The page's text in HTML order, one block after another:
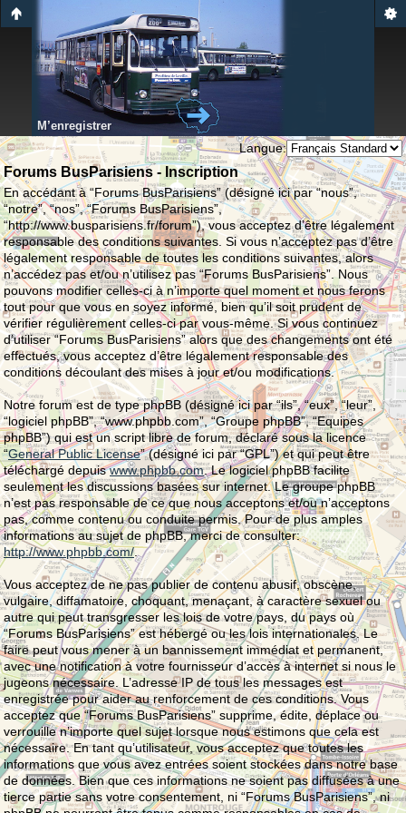
M’enregistrer
Langue:
Forums BusParisiens - Inscription
En accédant à “Forums BusParisiens” (désigné ici par “nous”,
“notre”, “nos”, “Forums BusParisiens”,
“http://www.busparisiens.fr/forum”), vous acceptez d’être légalement
responsable des conditions suivantes. Si vous n’acceptez pas d’être
légalement responsable de toutes les conditions suivantes, alors
n’accédez pas et/ou n’utilisez pas “Forums BusParisiens”. Nous
pouvons modifier celles-ci à n’importe quel moment et nous ferons
tout pour que vous en soyez informé, bien qu’il soit prudent de
vérifier régulièrement celles-ci par vous-même. Si vous continuez
d’utiliser “Forums BusParisiens” alors que des changements ont été
effectués, vous acceptez d’être légalement responsable des
conditions découlant des mises à jour et/ou modifications.
Notre forum est de type phpBB (désigné ici par “ils”, “eux”, “leur”,
“logiciel phpBB”, “www.phpbb.com”, “Groupe phpBB”, “Equipes
phpBB”) qui est un script libre de forum, déclaré sous la licence
“General Public License” (désigné ici par “GPL”) et qui peut être
téléchargé depuiswww.phpbb.com. Le logiciel phpBB facilite
seulement les discussions basées sur internet. Le groupe phpBB
n’est pas responsable de ce que nous acceptons et/ou n’acceptons
pas, comme contenu ou conduite permis. Pour de plus amples
informations au sujet de phpBB, merci de consulter:
http://www.phpbb.com/.
Vous acceptez de ne pas publier de contenu abusif, obscène,
vulgaire, diffamatoire, choquant, menaçant, à caractère sexuel ou
autre qui peut transgresser les lois de votre pays, du pays où
“Forums BusParisiens” est hébergé ou les lois internationales. Le
faire peut vous mener à un bannissement immédiat et permanent,
avec une notification à votre fournisseur d’accès à internet si nous le
jugeons nécessaire. L’adresse IP de tous les messages est
enregistrée pour aider au renforcement de ces conditions. Vous
acceptez que “Forums BusParisiens” supprime, édite, déplace ou
verrouille n’importe quel sujet lorsque nous estimons que cela est
nécessaire. En tant qu’utilisateur, vous acceptez que toutes les
informations que vous avez entrées soient stockées dans notre base
de données. Bien que ces informations ne soient pas diffusées à une
tierce partie sans votre consentement, ni “Forums BusParisiens”, ni